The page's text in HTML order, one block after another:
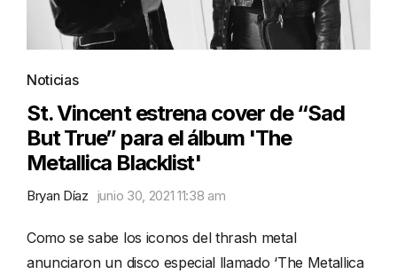
Noticias
St. Vincent estrena cover de “Sad
But True” para el álbum 'The
Metallica Blacklist'
Bryan Díaz junio 30, 2021 11:38 am
Como se sabe los iconos del thrash metal
anunciaron un disco especial llamado ‘The Metallica